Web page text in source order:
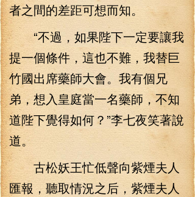
者之間的差距可想而知。
“不過，如果陛下一定要讓我
提一個條件，這也不難，我替巨
竹國出席藥師大會。我有個兄
弟，想入皇庭當一名藥師，不知
道陛下覺得如何？”李七夜笑著說
道。
古松妖王忙低聲向紫煙夫人
匯報，聽取情況之后，紫煙夫人